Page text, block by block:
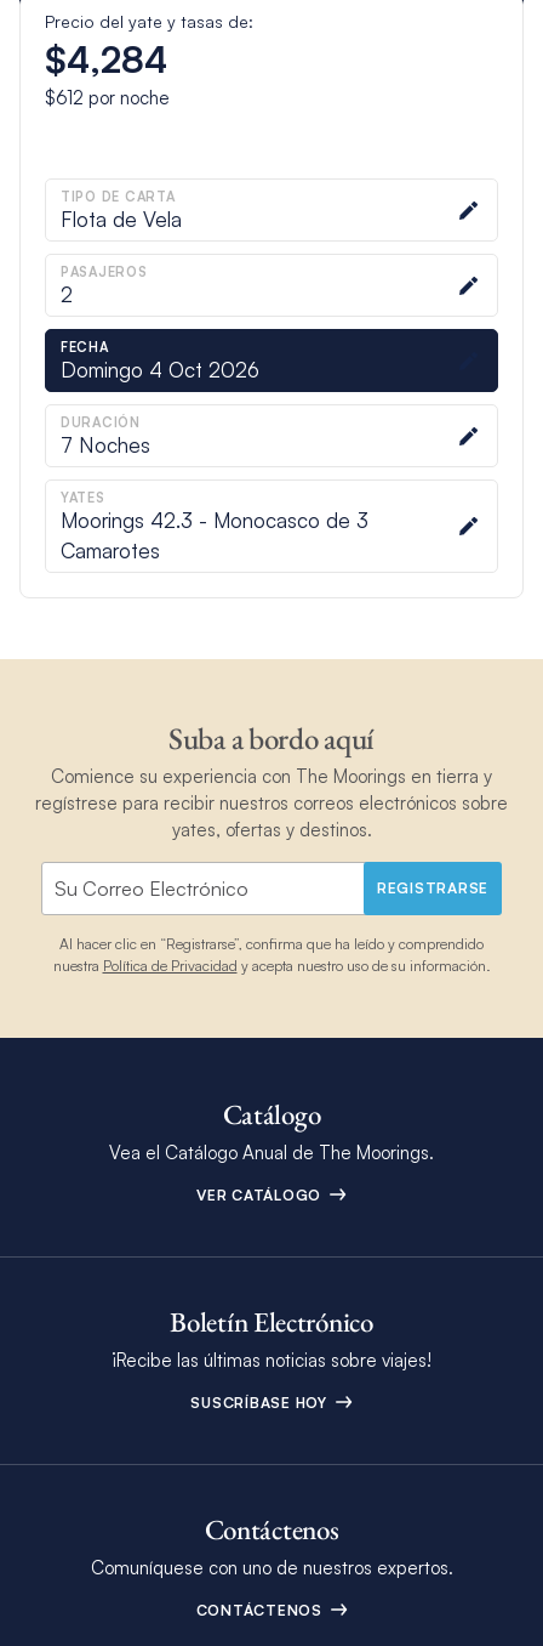
Precio del yate y tasas de:
$4,284
$612 por noche
TIPO DE CARTA
Flota de Vela
PASAJEROS
2
FECHA
Domingo 4 Oct 2026
DURACIÓN
7 Noches
YATES
Moorings 42.3 - Monocasco de 3
Camarotes
Suba a bordo aquí
Comience su experiencia con The Moorings en tierra y
regístrese para recibir nuestros correos electrónicos sobre
yates, ofertas y destinos.
REGISTRARSE
Al hacer clic en “Registrarse”, confirma que ha leído y comprendido
nuestra Política de Privacidad y acepta nuestro uso de su información.
Catálogo
Vea el Catálogo Anual de The Moorings.
VER CATÁLOGO
Boletín Electrónico
¡Recibe las últimas noticias sobre viajes!
SUSCRÍBASE HOY
Contáctenos
Comuníquese con uno de nuestros expertos.
CONTÁCTENOS